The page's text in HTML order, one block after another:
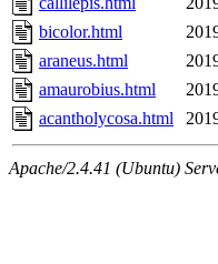
bicolor.html
araneus.html
amaurobius.html
acantholycosa.html
Apache/2.4.41 (Ubuntu)